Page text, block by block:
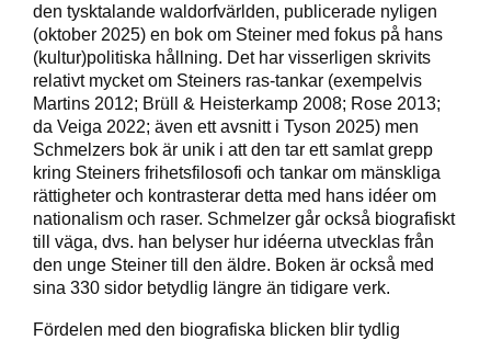
den tysktalande waldorfvärlden, publicerade nyligen
(oktober 2025) en bok om Steiner med fokus på hans
(kultur)politiska hållning. Det har visserligen skrivits
relativt mycket om Steiners ras-tankar (exempelvis
Martins 2012; Brüll & Heisterkamp 2008; Rose 2013;
da Veiga 2022; även ett avsnitt i Tyson 2025) men
Schmelzers bok är unik i att den tar ett samlat grepp
kring Steiners frihetsfilosofi och tankar om mänskliga
rättigheter och kontrasterar detta med hans idéer om
nationalism och raser. Schmelzer går också biografiskt
till väga, dvs. han belyser hur idéerna utvecklas från
den unge Steiner till den äldre. Boken är också med
sina 330 sidor betydlig längre än tidigare verk.
Fördelen med den biografiska blicken blir tydlig